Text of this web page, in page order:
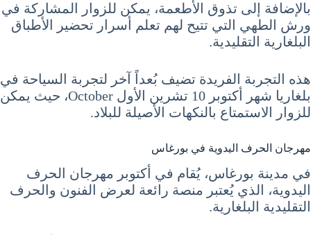
بالإضافة إلى تذوق الأطعمة، يمكن للزوار المشاركة في
ورش الطهي التي تتيح لهم تعلم أسرار تحضير الأطباق
البلغارية التقليدية.
هذه التجربة الفريدة تضيف بُعداً آخر لتجربة السياحة في
بلغاريا شهر أكتوبر 10 تشرين الأول October، حيث يمكن
للزوار الاستمتاع بالنكهات الأصيلة للبلاد.
مهرجان الحرف اليدوية في بورغاس
في مدينة بورغاس، يُقام في أكتوبر مهرجان الحرف
اليدوية، الذي يُعتبر منصة رائعة لعرض الفنون والحرف
التقليدية البلغارية.